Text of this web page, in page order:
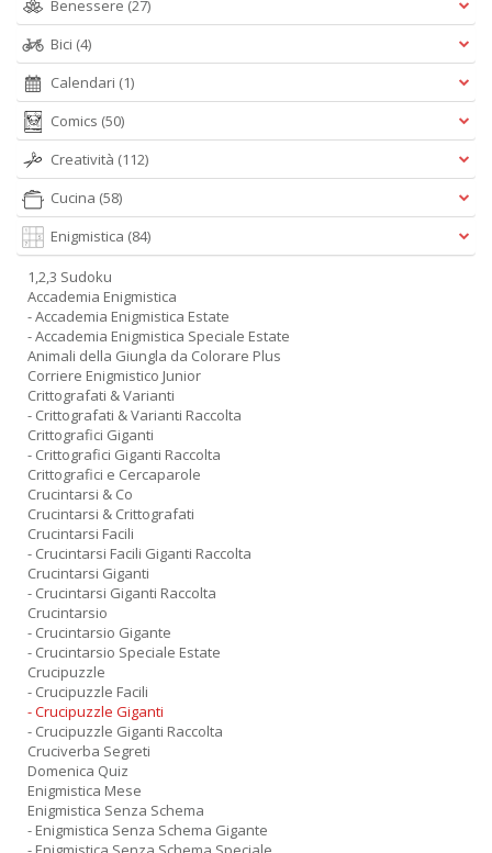
Benessere (27)
Bici (4)
Calendari (1)
Comics (50)
Creatività (112)
Cucina (58)
Enigmistica (84)
1,2,3 Sudoku
Accademia Enigmistica
- Accademia Enigmistica Estate
- Accademia Enigmistica Speciale Estate
Animali della Giungla da Colorare Plus
Corriere Enigmistico Junior
Crittografati & Varianti
- Crittografati & Varianti Raccolta
Crittografici Giganti
- Crittografici Giganti Raccolta
Crittografici e Cercaparole
Crucintarsi & Co
Crucintarsi & Crittografati
Crucintarsi Facili
- Crucintarsi Facili Giganti Raccolta
Crucintarsi Giganti
- Crucintarsi Giganti Raccolta
Crucintarsio
- Crucintarsio Gigante
- Crucintarsio Speciale Estate
Crucipuzzle
- Crucipuzzle Facili
- Crucipuzzle Giganti
- Crucipuzzle Giganti Raccolta
Cruciverba Segreti
Domenica Quiz
Enigmistica Mese
Enigmistica Senza Schema
- Enigmistica Senza Schema Gigante